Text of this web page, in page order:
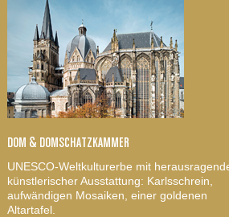
DOM & DOMSCHATZKAMMER
UNESCO-Weltkulturerbe mit
künstlerischer Ausstattung: Karlsschrein,
aufwändigen Mosaiken, einer goldenen
Altartafel.